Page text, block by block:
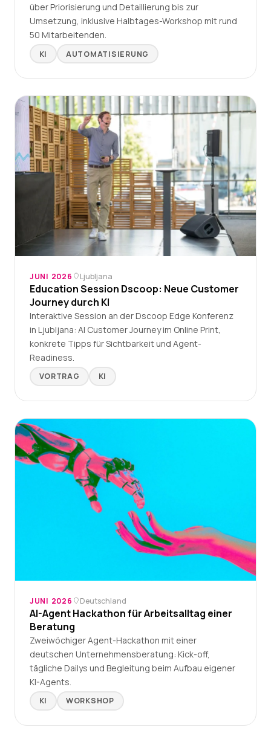
über Priorisierung und Detaillierung bis zur
Umsetzung, inklusive Halbtages-Workshop mit rund
50 Mitarbeitenden.
KI AUTOMATISIERUNG
JUNI 2026 Ljubljana
Education Session Dscoop: Neue Customer
Journey durch KI
Interaktive Session an der Dscoop Edge Konferenz
in Ljubljana: AI Customer Journey im Online Print,
konkrete Tipps für Sichtbarkeit und Agent-
Readiness.
VORTRAG KI
JUNI 2026 Deutschland
AI-Agent Hackathon für Arbeitsalltag einer
Beratung
Zweiwöchiger Agent-Hackathon mit einer
deutschen Unternehmensberatung: Kick-off,
tägliche Dailys und Begleitung beim Aufbau eigener
KI-Agents.
KI WORKSHOP